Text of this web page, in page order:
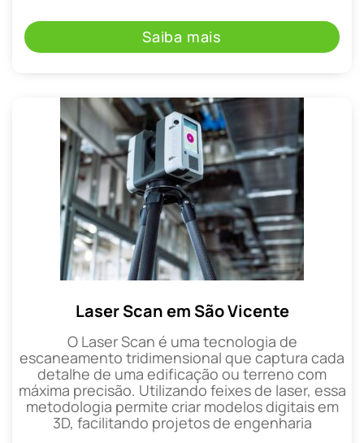
Saiba mais
Laser Scan em São Vicente
O Laser Scan é uma tecnologia de
escaneamento tridimensional que captura cada
detalhe de uma edificação ou terreno com
máxima precisão. Utilizando feixes de laser, essa
metodologia permite criar modelos digitais em
3D, facilitando projetos de engenharia